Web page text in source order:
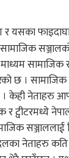
र यसका
सामाजिक
। सामाजिक
। केही
र ट्वीटरमध्ये
सञ्जाललाई
दलका नेताहरु